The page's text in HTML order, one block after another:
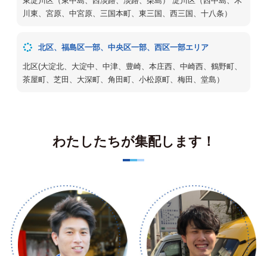
川東、宮原、中宮原、三国本町、東三国、西三国、十八条）
北区、福島区一部、中央区一部、西区一部エリア
北区(大淀北、大淀中、中津、豊崎、本庄西、中崎西、鶴野町、
茶屋町、芝田、大深町、角田町、小松原町、梅田、堂島）
わたしたちが集配します！